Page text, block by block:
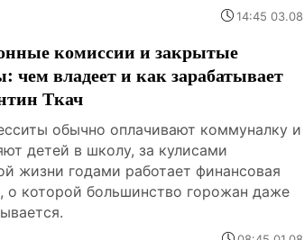
14:45 03.08
комиссии и закрытые
чем владеет и как зарабатывает
Ткач
обычно оплачивают коммуналку и
детей в школу, за кулисами
жизни годами работает финансовая
о которой большинство горожан даже